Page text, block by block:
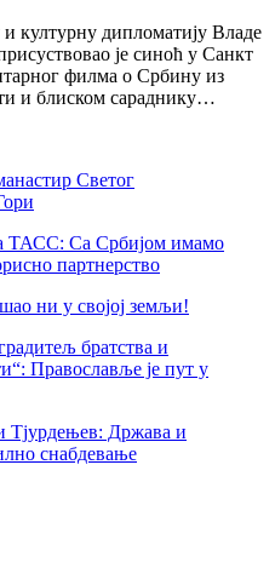
и културну дипломатију Владе
је синоћ у Санкт
филма о Србину из
и блиском сараднику…
Светог
ТАСС: Са Србијом имамо
партнерство
ни у својој земљи!
братства и
Православље је пут у
Тјурдењев: Држава и
снабдевање